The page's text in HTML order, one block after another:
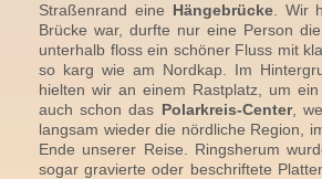
Straßenrand eine Hängebrücke. Wir
Brücke war, durfte nur eine Person
unterhalb floss ein schöner Fluss mit
so karg wie am Nordkap. Im
hielten wir an einem Rastplatz, um
auch schon das Polarkreis-Center,
langsam wieder die nördliche Region,
Ende unserer Reise. Ringsherum
sogar gravierte oder beschriftete